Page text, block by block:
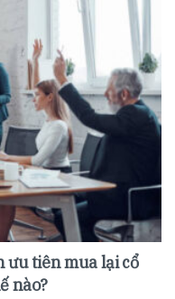
ưu tiên mua lại cổ
nào?